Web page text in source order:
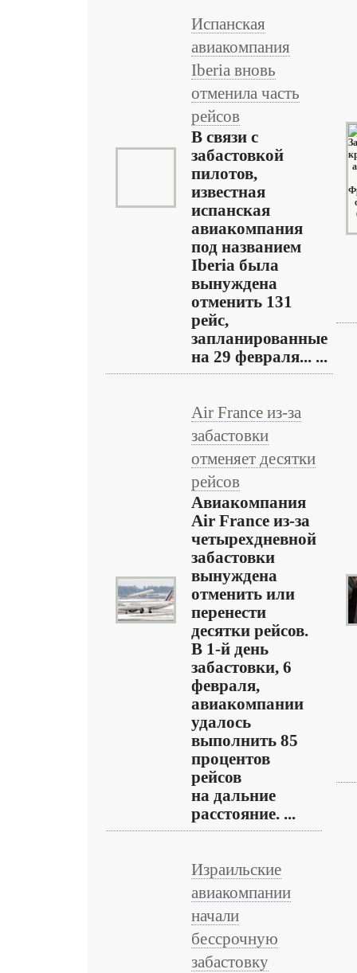
Испанская
авиакомпания
Iberia вновь
отменила часть
рейсов
В связи с
забастовкой
пилотов,
известная
испанская
авиакомпания
под названием
Iberia была
вынуждена
отменить 131
рейс,
запланированные
на 29 февраля... ...
Air France из-за
забастовки
отменяет десятки
рейсов
Авиакомпания
Air France из-за
четырехдневной
забастовки
вынуждена
отменить или
перенести
десятки рейсов.
В 1-й день
забастовки, 6
февраля,
авиакомпании
удалось
выполнить 85
процентов
рейсов
на дальние
расстояние. ...
Израильские
авиакомпании
начали
бессрочную
забастовку